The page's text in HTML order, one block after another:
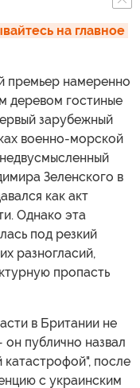
на главное
премьер намеренно
деревом гостиные
зарубежный
военно-морской
Зеленского в
как акт
Однако эта
под резкий
разногласий,
пропасть
в Британии не
публично назвал
после
с украинским